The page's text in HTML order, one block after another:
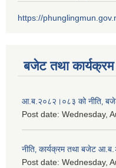
https://
बजेट तथा कार्यक्रम
आ.ब.२०८२।०८३ को नीति‚
Post date: Wednesday,
नीति‚ कार्यक्रम तथा बजेट
Post date: Wednesday,